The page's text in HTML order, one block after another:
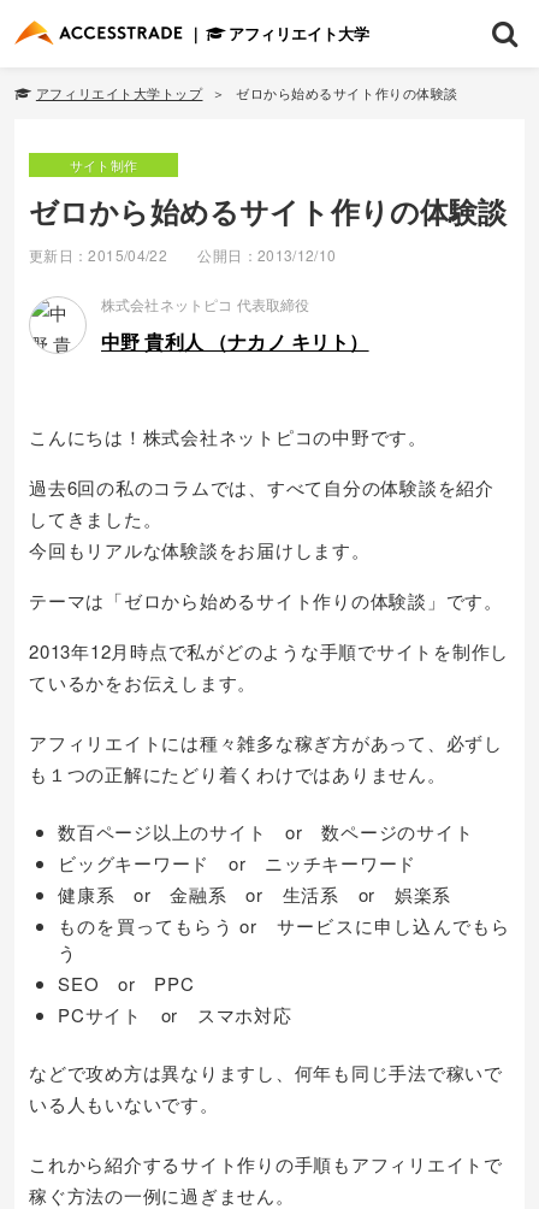
アフィリエイト大学
アフィリエイト大学トップ ゼロから始めるサイト作りの体験談
サイト制作
ゼロから始めるサイト作りの体験談
更新日：2015/04/22 公開日：2013/12/10
株式会社ネットピコ 代表取締役
中野 貴利人 （ナカノ キリト）
こんにちは！株式会社ネットピコの中野です。
過去6回の私のコラムでは、すべて自分の体験談を紹介
してきました。
今回もリアルな体験談をお届けします。
テーマは「ゼロから始めるサイト作りの体験談」です。
2013年12月時点で私がどのような手順でサイトを制作し
ているかをお伝えします。
アフィリエイトには種々雑多な稼ぎ方があって、必ずし
も１つの正解にたどり着くわけではありません。
数百ページ以上のサイト or 数ページのサイト
ビッグキーワード or ニッチキーワード
健康系 or 金融系 or 生活系 or 娯楽系
ものを買ってもらう or サービスに申し込んでもら
う
SEO or PPC
PCサイト or スマホ対応
などで攻め方は異なりますし、何年も同じ手法で稼いで
いる人もいないです。
これから紹介するサイト作りの手順もアフィリエイトで
稼ぐ方法の一例に過ぎません。